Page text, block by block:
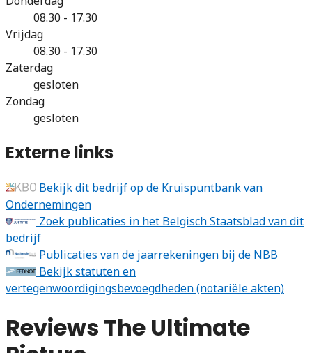
08.30 - 17.30
Vrijdag
08.30 - 17.30
Zaterdag
gesloten
Zondag
gesloten
Externe links
Bekijk dit bedrijf op de Kruispuntbank van
Ondernemingen
Zoek publicaties in het Belgisch Staatsblad van dit
bedrijf
Publicaties van de jaarrekeningen bij de NBB
Bekijk statuten en
vertegenwoordigingsbevoegdheden (notariële akten)
Reviews The Ultimate